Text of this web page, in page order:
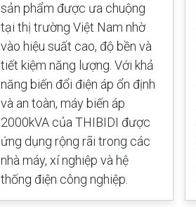
sản phẩm được ưa chuộng
tại thị trường Việt Nam nhờ
vào hiệu suất cao, độ bền và
tiết kiệm năng lượng. Với khả
năng biến đổi điện áp ổn định
và an toàn, máy biến áp
2000kVA của THIBIDI được
ứng dụng rộng rãi trong các
nhà máy, xí nghiệp và hệ
thống điện công nghiệp.